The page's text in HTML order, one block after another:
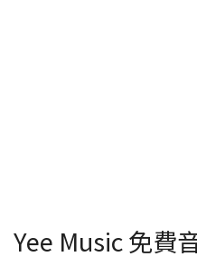
Yee Music 免費